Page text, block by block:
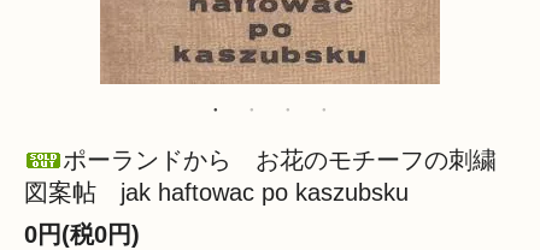
ポーランドから お花のモチーフの刺繍
図案帖 jak haftowac po kaszubsku
0円(税0円)